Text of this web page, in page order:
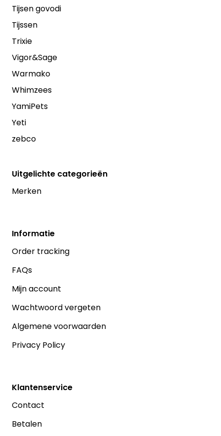
Tijsen govodi
Tijssen
Trixie
Vigor&Sage
Warmako
Whimzees
YamiPets
Yeti
zebco
Uitgelichte categorieën
Merken
Informatie
Order tracking
FAQs
Mijn account
Wachtwoord vergeten
Algemene voorwaarden
Privacy Policy
Klantenservice
Contact
Betalen